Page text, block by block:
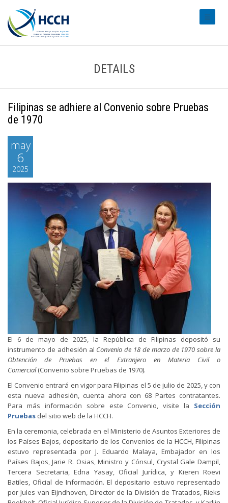
DETAILS
Filipinas se adhiere al Convenio sobre Pruebas
de 1970
may
6
2025
El 6 de mayo de 2025, la República de Filipinas depositó su
instrumento de adhesión al Convenio de 18 de marzo de 1970 sobre la
Obtención de Pruebas en el Extranjero en Materia Civil o
Comercial(Convenio sobre Pruebas de 1970).
El Convenio entrará en vigor para Filipinas el 5 de julio de 2025, y con
esta nueva adhesión, cuenta ahora con 68 Partes contratantes.
Para más información sobre este Convenio, visite la Sección
Pruebas del sitio web de la HCCH.
En la ceremonia, celebrada en el Ministerio de Asuntos Exteriores de
los Países Bajos, depositario de los Convenios de la HCCH, Filipinas
estuvo representada por J. Eduardo Malaya, Embajador en los
Países Bajos, Jarie R. Osias, Ministro y Cónsul, Crystal Gale Dampil,
Tercera Secretaria, Edna Yasay, Oficial Jurídica, y Kieren Roevi
Batiles, Oficial de Información. El depositario estuvo representado
por Jules van Eijndhoven, Director de la División de Tratados, Rieks